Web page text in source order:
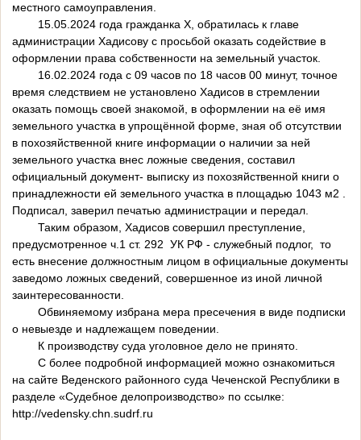
местного самоуправления.
15.05.2024 года гражданка Х, обратилась к главе
администрации Хадисову с просьбой оказать содействие в
оформлении права собственности на земельный участок.
16.02.2024 года с 09 часов по 18 часов 00 минут, точное
время следствием не установлено Хадисов в стремлении
оказать помощь своей знакомой, в оформлении на её имя
земельного участка в упрощённой форме, зная об отсутствии
в похозяйственной книге информации о наличии за ней
земельного участка внес ложные сведения, составил
официальный документ- выписку из похозяйственной книги о
принадлежности ей земельного участка в площадью 1043 м2 .
Подписал, заверил печатью администрации и передал.
Таким образом, Хадисов совершил преступление,
предусмотренное ч.1 ст. 292 УК РФ - служебный подлог, то
есть внесение должностным лицом в официальные документы
заведомо ложных сведений, совершенное из иной личной
заинтересованности.
Обвиняемому избрана мера пресечения в виде подписки
о невыезде и надлежащем поведении.
К производству суда уголовное дело не принято.
С более подробной информацией можно ознакомиться
на сайте Веденского районного суда Чеченской Республики в
разделе «Судебное делопроизводство» по ссылке:
http://vedensky.chn.sudrf.ru